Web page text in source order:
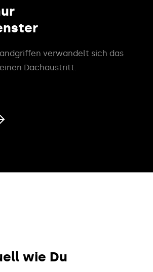
verwandelt sich das
Dachaustritt.
wie Du